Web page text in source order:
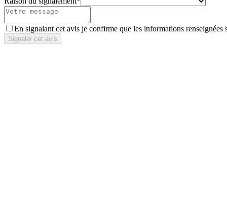
En signalant cet avis je confirme que les informations renseignées
Signaler cet avis